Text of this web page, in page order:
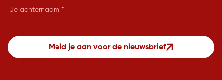
Meld je aan voor de nieuwsbrief